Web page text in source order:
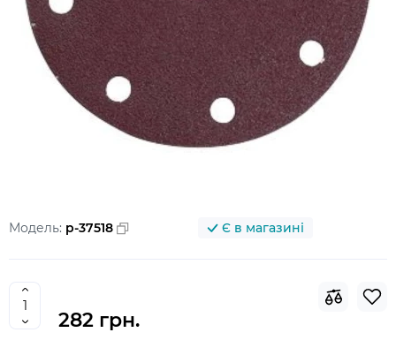
Модель: p-37518 Є в магазині
282 грн.